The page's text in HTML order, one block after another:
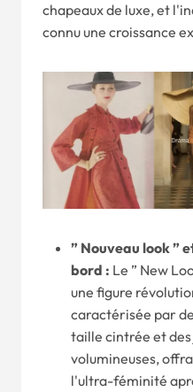
chapeaux de luxe, et
connu une croissance
” Nouveau look ”
bord : Le ” New
une figure
caractérisée par
taille cintrée et
volumineuses,
l'ultra-féminité